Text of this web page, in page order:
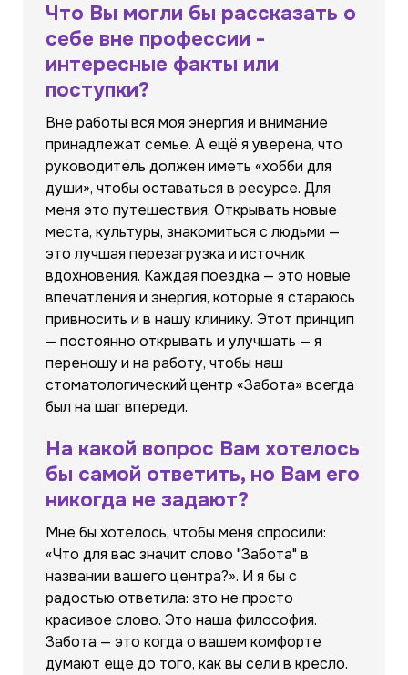
Что Вы могли бы рассказать о
себе вне профессии -
интересные факты или
поступки?
Вне работы вся моя энергия и внимание
принадлежат семье. А ещё я уверена, что
руководитель должен иметь «хобби для
души», чтобы оставаться в ресурсе. Для
меня это путешествия. Открывать новые
места, культуры, знакомиться с людьми —
это лучшая перезагрузка и источник
вдохновения. Каждая поездка — это новые
впечатления и энергия, которые я стараюсь
привносить и в нашу клинику. Этот принцип
— постоянно открывать и улучшать — я
переношу и на работу, чтобы наш
стоматологический центр «Забота» всегда
был на шаг впереди.
На какой вопрос Вам хотелось
бы самой ответить, но Вам его
никогда не задают?
Мне бы хотелось, чтобы меня спросили:
«Что для вас значит слово "Забота" в
названии вашего центра?». И я бы с
радостью ответила: это не просто
красивое слово. Это наша философия.
Забота — это когда о вашем комфорте
думают еще до того, как вы сели в кресло.